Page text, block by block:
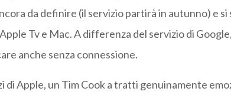
da definire (il servizio partirà in autunno) e
Tv e Mac. A differenza del servizio di
anche senza connessione.
di Apple, un Tim Cook a tratti genuinamente